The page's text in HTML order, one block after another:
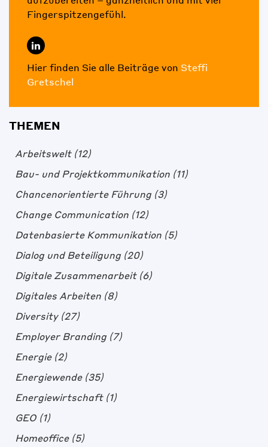
Fingerspitzengefühl.
Hier finden Sie alle Beiträge von Steffi
Gretschel
THEMEN
Arbeitswelt (12)
Bau- und Projektkommunikation (11)
Chancenorientierte Führung (3)
Change Communication (12)
Datenbasierte Kommunikation (5)
Dialog und Beteiligung (20)
Digitale Zusammenarbeit (6)
Digitales Arbeiten (8)
Diversity (27)
Employer Branding (7)
Energie (2)
Energiewende (35)
Energiewirtschaft (1)
GEO (1)
Homeoffice (5)